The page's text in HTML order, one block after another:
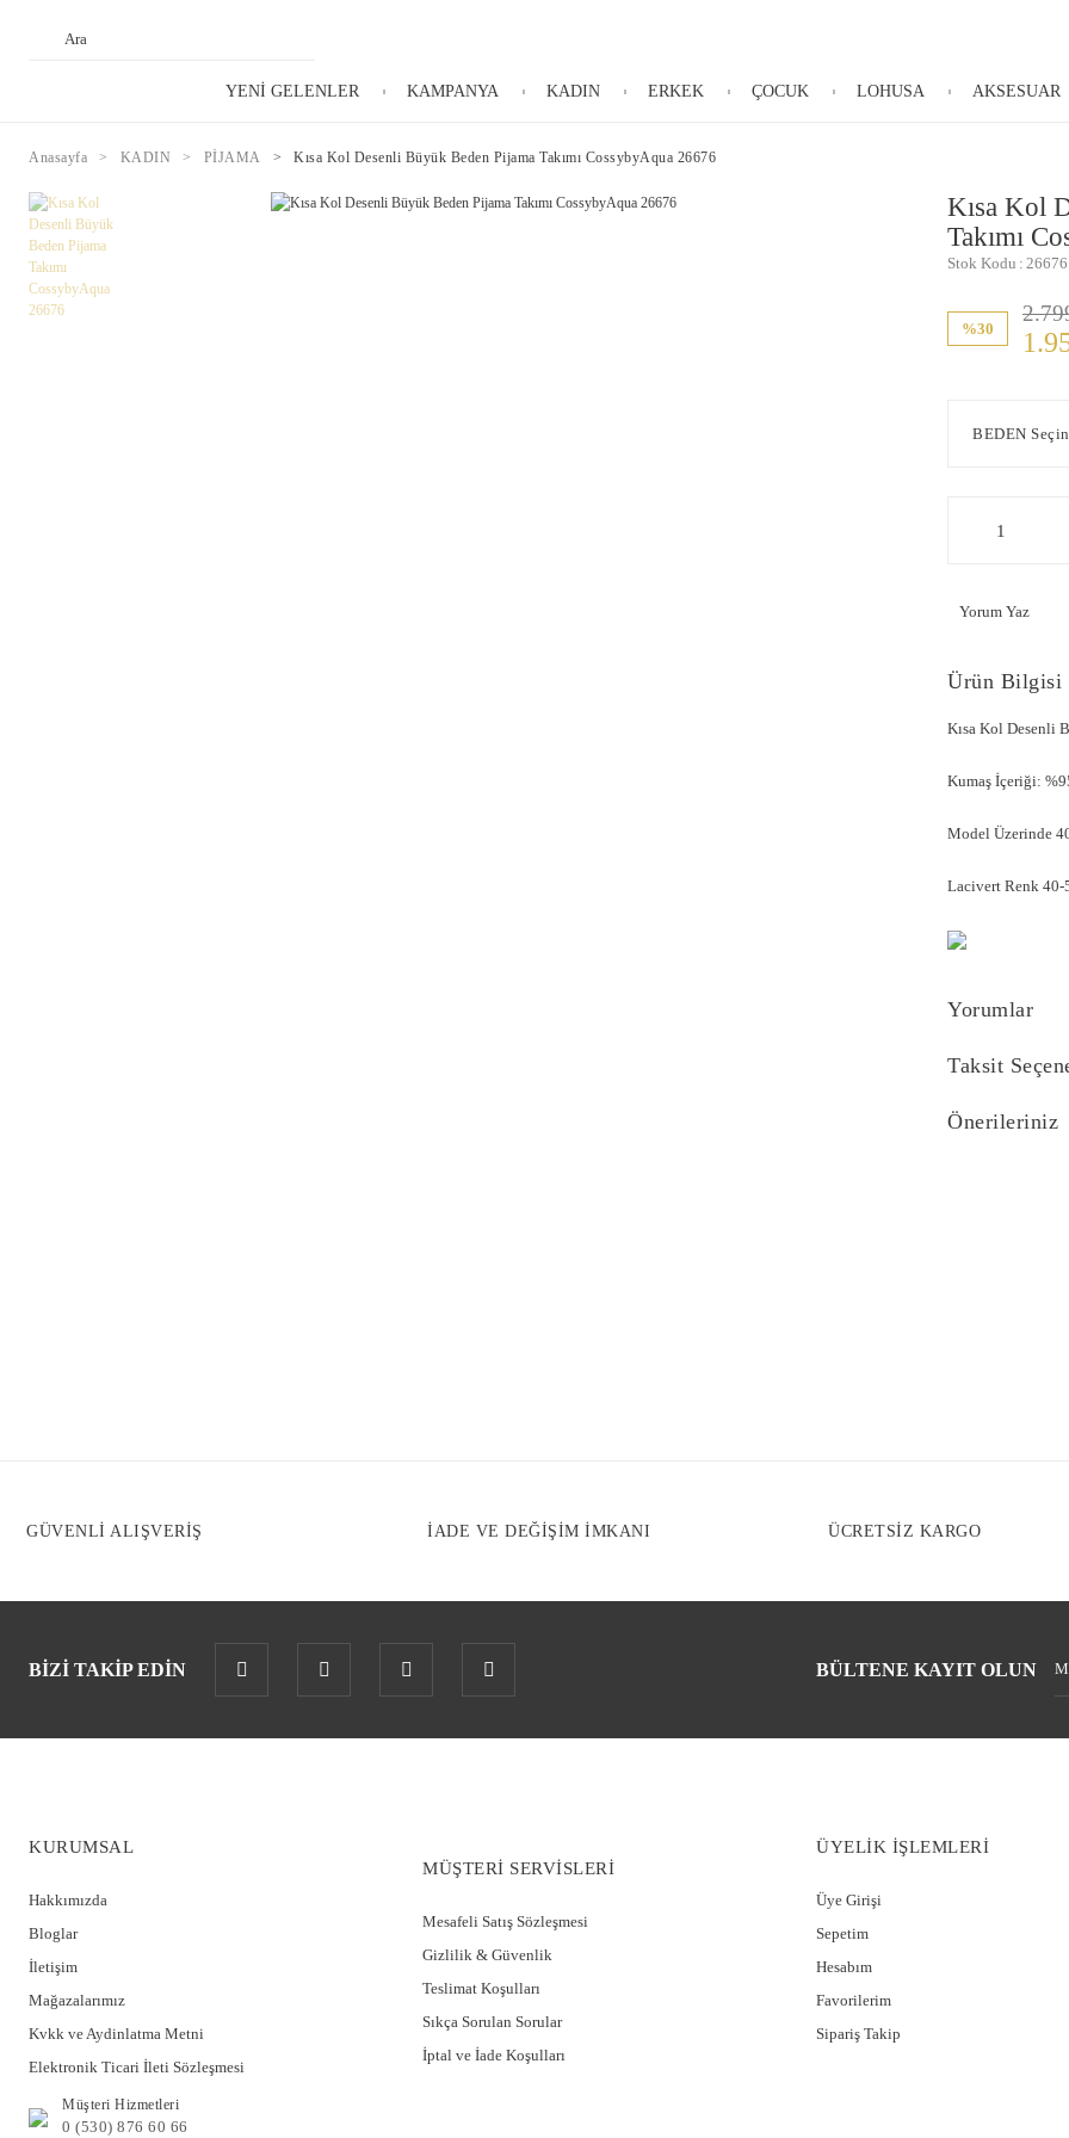
YENİ GELENLER KAMPANYA KADIN ERKEK ÇOCUK LOHUSA AKSESUAR
Anasayfa KADIN PİJAMA Kısa Kol Desenli Büyük Beden Pijama Takımı CossybyAqua 26676
Kısa Kol
Takımı
Stok Kodu 26676
%30
Yorum Yaz
Ürün Bilgisi
Kısa Kol Desenli
Kumaş İçeriği:
Model Üzerinde
Lacivert Renk 40-
Yorumlar
Taksit
Önerileriniz
GÜVENLİ ALIŞVERİŞ İADE VE DEĞİŞİM İMKANI ÜCRETSİZ KARGO
BİZİ TAKİP EDİN BÜLTENE KAYIT OLUN
KURUMSAL
Hakkımızda
Bloglar
İletişim
Mağazalarımız
Kvkk ve Aydinlatma Metni
Elektronik Ticari İleti Sözleşmesi
MÜŞTERİ SERVİSLERİ
Mesafeli Satış Sözleşmesi
Gizlilik & Güvenlik
Teslimat Koşulları
Sıkça Sorulan Sorular
İptal ve İade Koşulları
ÜYELİK İŞLEMLERİ
Üye Girişi
Sepetim
Hesabım
Favorilerim
Sipariş Takip
Müşteri Hizmetleri
0 (530) 876 60 66